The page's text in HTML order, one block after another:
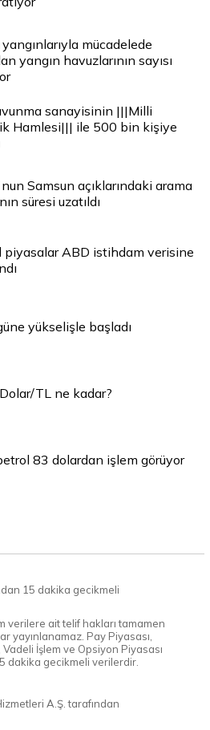
mücadelede
yangın havuzlarının sayısı
sanayisinin |||Milli
Hamlesi||| ile 500 bin kişiye
Samsun açıklarındaki arama
süresi uzatıldı
piyasalar ABD istihdam verisine
yükselişle başladı
TL ne kadar?
83 dolardan işlem görüyor
15 dakika gecikmeli
verilere ait telif hakları tamamen
yayınlanamaz. Pay Piyasası,
İşlem ve Opsiyon Piyasası
dakika gecikmeli verilerdir.
A.Ş. tarafından